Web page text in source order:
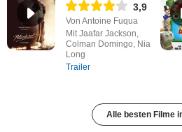
3,9
Von Antoine Fuqua
Mit Jaafar Jackson,
Colman Domingo, Nia
Long
Trailer
Alle besten Filme